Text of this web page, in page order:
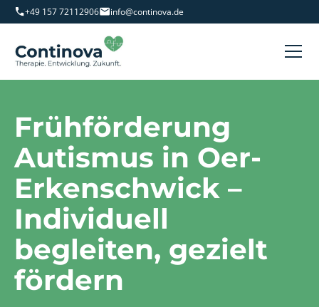
+49 157 72112906 info@continova.de
Frühförderung
Autismus in Oer-
Erkenschwick –
Individuell
begleiten, gezielt
fördern